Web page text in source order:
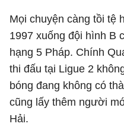
Mọi chuyện càng tồi tệ
1997 xuống đội hình B
hạng 5 Pháp. Chính
thi đấu tại Ligue 2
bóng đang không có
cũng lấy thêm người
Hải.